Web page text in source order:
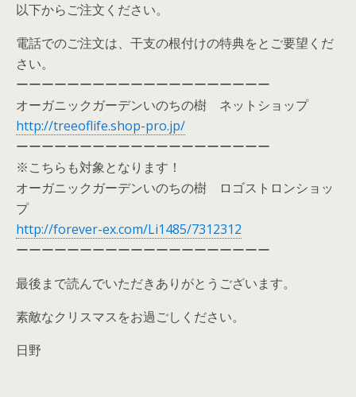
以下からご注文ください。
電話でのご注文は、干支の根付けの特典をとご要望くだ
さい。
ーーーーーーーーーーーーーーーーーーーー
オーガニックガーデンいのちの樹 ネットショップ
http://treeoflife.shop-pro.jp/
ーーーーーーーーーーーーーーーーーーーー
※こちらも対象となります！
オーガニックガーデンいのちの樹 ロゴストロンショッ
プ
http://forever-ex.com/Li1485/7312312
ーーーーーーーーーーーーーーーーーーーー
最後まで読んでいただきありがとうございます。
素敵なクリスマスをお過ごしください。
日野